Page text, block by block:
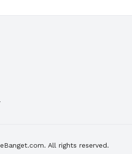
All rights reserved.